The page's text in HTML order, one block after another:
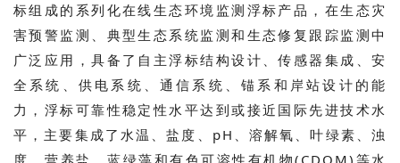
标组成的系列化在线生态环境监测浮标产品，在生态灾
害预警监测、典型生态系统监测和生态修复跟踪监测中
广泛应用，具备了自主浮标结构设计、传感器集成、安
全系统、供电系统、通信系统、锚系和岸站设计的能
力，浮标可靠性稳定性水平达到或接近国际先进技术水
平，主要集成了水温、盐度、pH、溶解氧、叶绿素、浊